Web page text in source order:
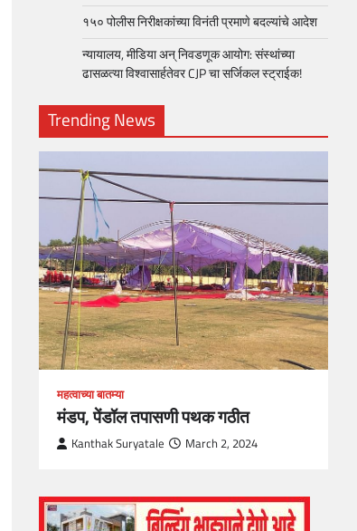
१५० पोलीस निरीक्षकांच्या विनंती प्रमाणे बदल्यांचे आदेश
न्यायालय, मीडिया अन् निवडणूक आयोग: संस्थांच्या
ढासळत्या विश्वासार्हतेवर CJP चा सर्जिकल स्ट्राईक!
Trending News
महत्वाच्या बातम्या
मंडप, पेंडॉल तपासणी पथक गठीत
Kanthak Suryatale March 2, 2024